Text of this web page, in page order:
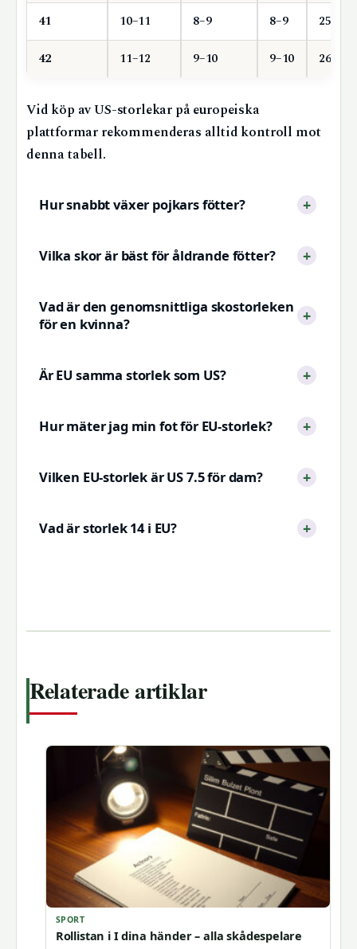
41 10–11 8–9 8–9 255
42 11–12 9–10 9–10 260
Vid köp av US-storlekar på europeiska
plattformar rekommenderas alltid kontroll mot
denna tabell.
Hur snabbt växer pojkars fötter?
Vilka skor är bäst för åldrande fötter?
Vad är den genomsnittliga skostorleken
för en kvinna?
Är EU samma storlek som US?
Hur mäter jag min fot för EU-storlek?
Vilken EU-storlek är US 7.5 för dam?
Vad är storlek 14 i EU?
Relaterade artiklar
SPORT
Rollistan i I dina händer – alla skådespelare